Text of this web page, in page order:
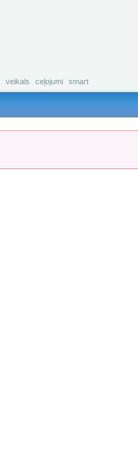
veikals ceļojumi smart